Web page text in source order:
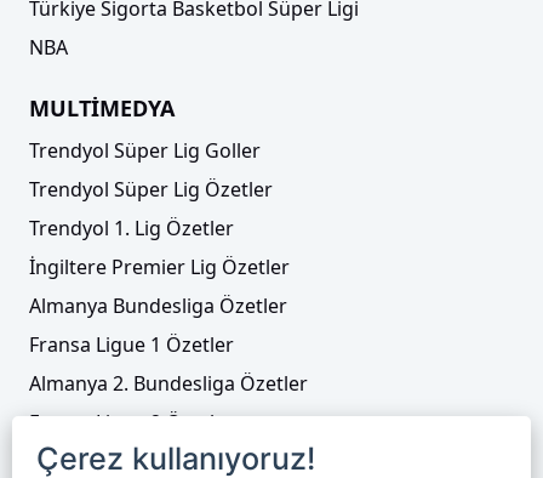
Türkiye Sigorta Basketbol Süper Ligi
NBA
MULTİMEDYA
Trendyol Süper Lig Goller
Trendyol Süper Lig Özetler
Trendyol 1. Lig Özetler
İngiltere Premier Lig Özetler
Almanya Bundesliga Özetler
Fransa Ligue 1 Özetler
Almanya 2. Bundesliga Özetler
Fransa Ligue 2 Özetler
Tenis
Çerez kullanıyoruz!